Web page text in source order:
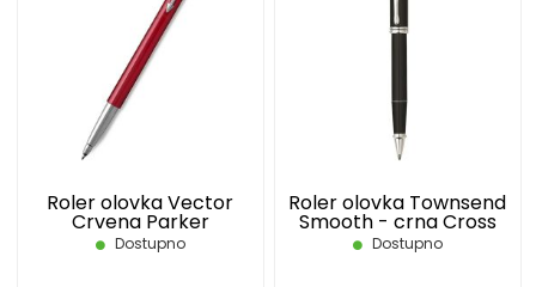
Roler olovka Vector
Crvena Parker
Dostupno
Roler olovka Townsend
Smooth - crna Cross
Dostupno